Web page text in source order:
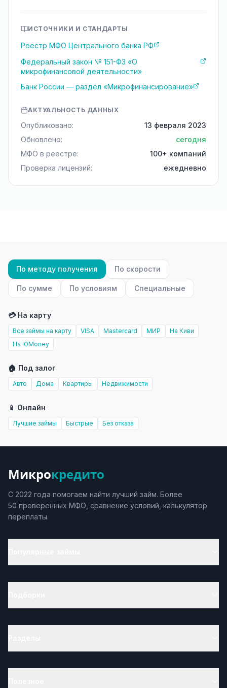
ИСТОЧНИКИ И СТАНДАРТЫ
Реестр МФО Центрального банка РФ
Федеральный закон № 151-ФЗ «О
микрофинансовой деятельности»
Банк России — раздел «Микрофинансирование»
АКТУАЛЬНОСТЬ ДАННЫХ
Опубликовано:
13 февраля 2023
Обновлено:
сегодня
МФО в реестре:
100+ компаний
Проверка лицензий:
ежедневно
По методу получения По скорости
По сумме По условиям Специальные
💳 На карту
Все займы на карту VISA Mastercard МИР
На Киви
На ЮMoney
🏠 Под залог
Авто Дома Квартиры Недвижимости
📱 Онлайн
Лучшие займы Быстрые Без отказа
Микрокредито
С 2022 года помогаем найти лучший займ. Более
50 проверенных МФО, сравнение условий, калькулятор
переплаты.